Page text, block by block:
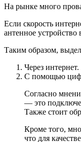
На рынке много
Если скорость
антенное устройство
Таким образом,
Через интернет.
С помощью
Согласно
— это
Также стоит
Кроме того,
что для